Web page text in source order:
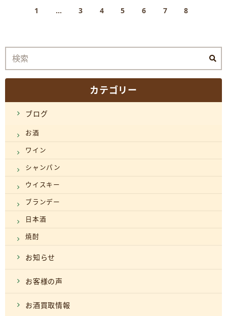
1 … 3 4 5 6 7 8
カテゴリー
ブログ
お酒
ワイン
シャンパン
ウイスキー
ブランデー
日本酒
焼酎
お知らせ
お客様の声
お酒買取情報